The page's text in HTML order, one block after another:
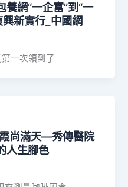
網“一企富”到“一
新實行_中國網
一次領到了
尚滿天—秀傳醫院
人生腳色